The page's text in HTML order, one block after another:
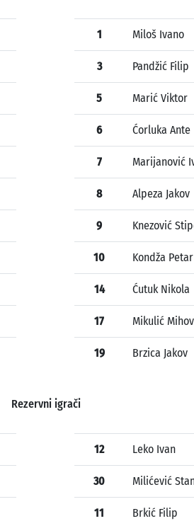
1 Miloš Ivano
3 Pandžić Filip
5 Marić Viktor
6 Ćorluka Ante
7 Marijanović
8 Alpeza Jakov
9 Knezović
10 Kondža Petar
14 Ćutuk Nikola
17 Mikulić
19 Brzica Jakov
Rezervni igrači
12 Leko Ivan
30 Milićević
11 Brkić Filip